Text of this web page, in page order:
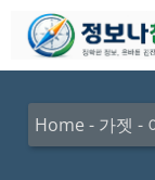
Home - 가젯 -